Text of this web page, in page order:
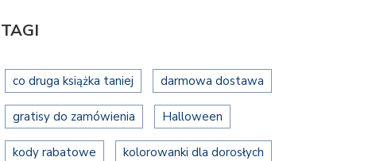
TAGI
co druga książka taniej darmowa dostawa
gratisy do zamówienia Halloween
kody rabatowe kolorowanki dla dorosłych